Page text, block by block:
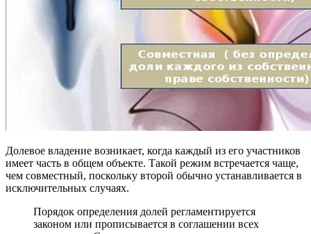
Долевое владение возникает, когда каждый из его участников
имеет часть в общем объекте. Такой режим встречается чаще,
чем совместный, поскольку второй обычно устанавливается в
исключительных случаях.
Порядок определения долей регламентируется
законом или прописывается в соглашении всех